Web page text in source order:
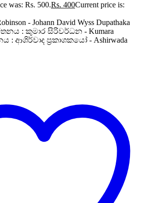
was: Rs. 500.Rs. 400Current price is:
- Johann David Wyss Dupathaka
: කුමාර සිරිවර්ධන - Kumara
: ආශිර්වාද ප්‍රකාශකයෝ - Ashirwada